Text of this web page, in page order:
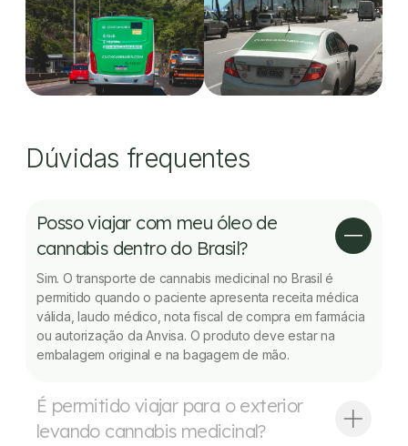
Dúvidas frequentes
Posso viajar com meu óleo de
cannabis dentro do Brasil?
Sim. O transporte de cannabis medicinal no Brasil é
permitido quando o paciente apresenta receita médica
válida, laudo médico, nota fiscal de compra em farmácia
ou autorização da Anvisa. O produto deve estar na
embalagem original e na bagagem de mão.
É permitido viajar para o exterior
levando cannabis medicinal?